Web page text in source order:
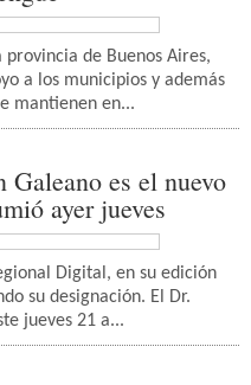
de Buenos Aires,
a los municipios y además
mantienen en...
es el nuevo
ayer jueves
Digital, en su edición
su designación. El Dr.
jueves 21 a...